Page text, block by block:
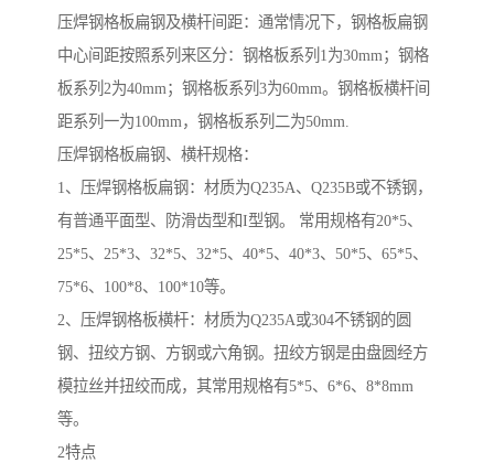
压焊钢格板扁钢及横杆间距：通常情况下，钢格板扁钢
中心间距按照系列来区分：钢格板系列1为30mm；钢格
板系列2为40mm；钢格板系列3为60mm。钢格板横杆间
距系列一为100mm，钢格板系列二为50mm.
压焊钢格板扁钢、横杆规格：
1、压焊钢格板扁钢：材质为Q235A、Q235B或不锈钢，
有普通平面型、防滑齿型和I型钢。 常用规格有20*5、
25*5、25*3、32*5、32*5、40*5、40*3、50*5、65*5、
75*6、100*8、100*10等。
2、压焊钢格板横杆：材质为Q235A或304不锈钢的圆
钢、扭绞方钢、方钢或六角钢。扭绞方钢是由盘圆经方
模拉丝并扭绞而成，其常用规格有5*5、6*6、8*8mm
等。
2特点